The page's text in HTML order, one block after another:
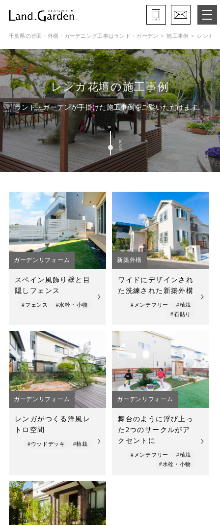
ランド・ガーデンとは
モデルガーデン
施工事例
保証と約束・ご理解いただきたい事
施工の流れ
よくある質問
会社概要
店舗案内
スタッフ紹介
プライバシーポリシー
サイトマップ
千葉県の造園・外構・ガーデニング工事はランド・ガーデン 施工事例 レンガ
レンガ花壇の施工事例
ランド・ガーデンが手掛けた施工事例をご覧いただけます
Scroll
ガーデンリフォーム
スペイン風飾り壁と目
隠しフェンス
#フェンス #水栓・小物
新築外構
ワイドにデザインされ
た洗練された新築外構
#メンテフリー
#植栽
#石貼り
ガーデンリフォーム
レンガがつくる洋風レ
トロ空間
#ウッドデッキ #植栽
ガーデンリフォーム
舞台のように浮び上っ
た2つのサークルがア
クセントに
#メンテフリー
#植栽
#水栓・小物